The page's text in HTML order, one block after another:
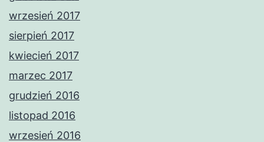
wrzesień 2017
sierpień 2017
kwiecień 2017
marzec 2017
grudzień 2016
listopad 2016
wrzesień 2016